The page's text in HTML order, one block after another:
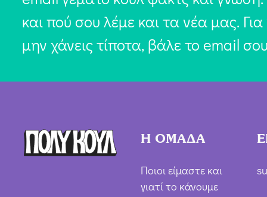
και πού σου λέμε και τα νέα μας.
μην χάνεις τίποτα, βάλε το email
Η ΟΜΑΔΑ
Ποιοι είμαστε και
γιατί το κάνουμε